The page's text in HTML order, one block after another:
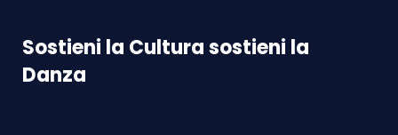
Sostieni la Cultura sostieni la
Danza